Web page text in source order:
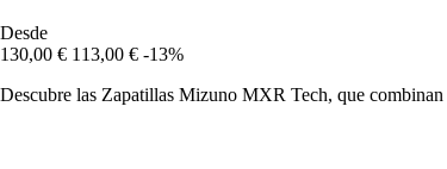
Desde
130,00 € 113,00 € -13%
Descubre las Zapatillas Mizuno MXR Tech, que